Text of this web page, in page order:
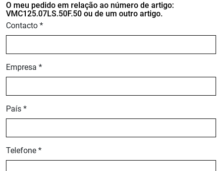
O meu pedido em relação ao número de artigo:
VMC125.07LS.50F.50 ou de um outro artigo.
Contacto *
Empresa *
País *
Telefone *